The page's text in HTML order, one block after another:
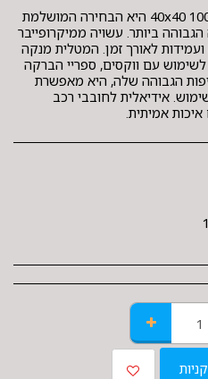
מטלית דיטיילינג מקצועית 40x40 1000GSM היא הבחירה המושלמת
ביותר. עשויה ממיקרופייבר
לאורך זמן. המטלית מנקה
עם ווקסים, ספריי הברקה
הגבוהה שלה, היא מאפשרת
אידיאלית לחובבי רכב
אמיתית.